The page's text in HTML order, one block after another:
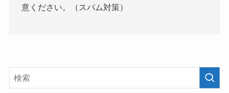
意ください。（スパム対策）